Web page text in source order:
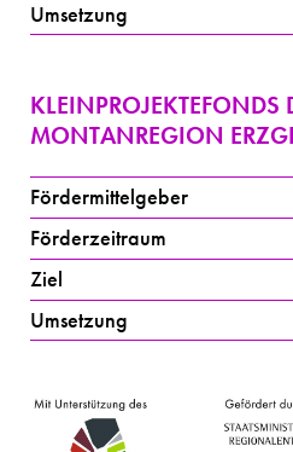
Umsetzung
KLEINPROJEKTEFONDS
MONTANREGION
Fördermittelgeber
Förderzeitraum
Ziel
Umsetzung